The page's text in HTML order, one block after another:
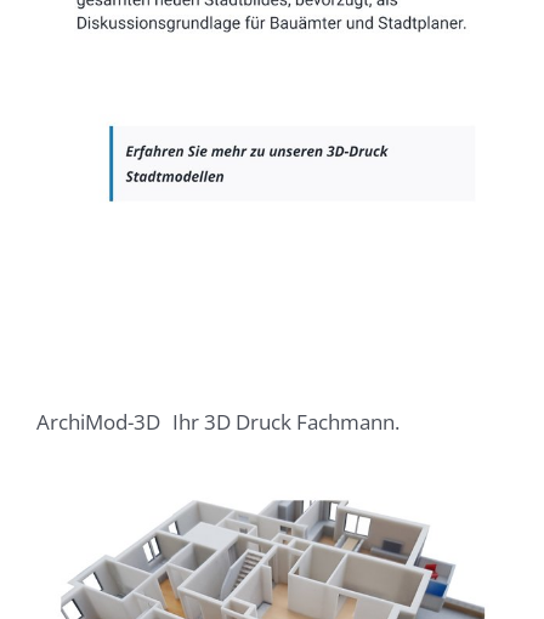
ArchiMod-3D Ihr 3D Druck Fachmann.